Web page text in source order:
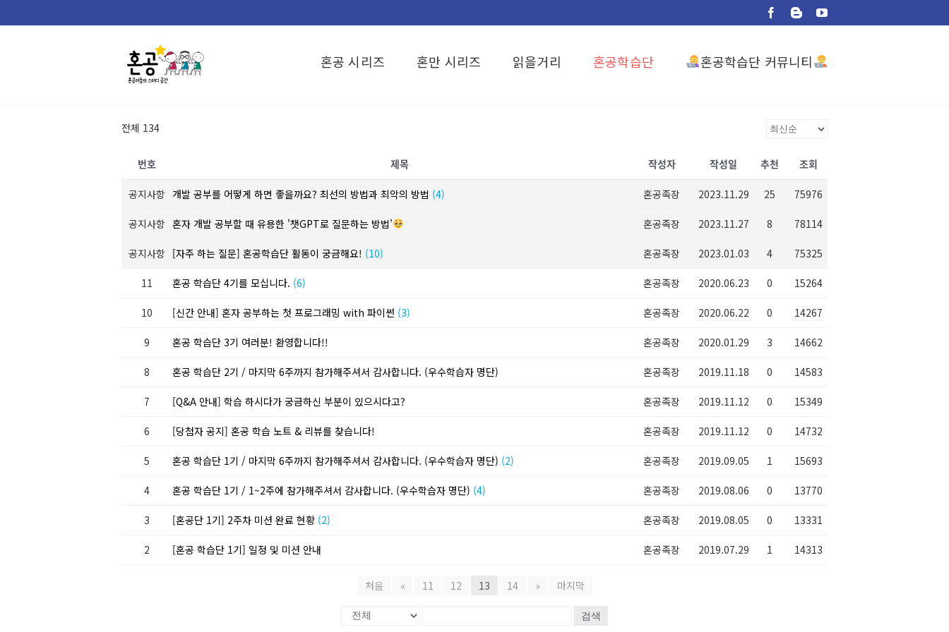
to
Facebook
BloggerYouTube
혼공 시리즈 혼만 시리즈 읽을거리 혼공학습단 혼공학습단 커뮤니티
전체 134
번호 제목 작성자 작성일 추천 조회
공지사항 개발 공부를 어떻게 하면 좋을까요? 최선의 방법과 최악의 방법 (4) 혼공족장 2023.11.29 25 75976
공지사항 혼자 개발 공부할 때 유용한 '챗GPT로 질문하는 방법' 혼공족장 2023.11.27 8 78114
공지사항 [자주 하는 질문] 혼공학습단 활동이 궁금해요! (10) 혼공족장 2023.01.03 4 75325
11 혼공 학습단 4기를 모십니다. (6) 혼공족장 2020.06.23 0 15264
10 [신간 안내] 혼자 공부하는 첫 프로그래밍 with 파이썬 (3) 혼공족장 2020.06.22 0 14267
9 혼공 학습단 3기 여러분! 환영합니다!! 혼공족장 2020.01.29 3 14662
8 혼공 학습단 2기 / 마지막 6주까지 참가해주셔서 감사합니다. (우수학습자 명단) 혼공족장 2019.11.18 0 14583
7 [Q&A 안내] 학습 하시다가 궁금하신 부분이 있으시다고? 혼공족장 2019.11.12 0 15349
6 [당첨자 공지] 혼공 학습 노트 & 리뷰를 찾습니다! 혼공족장 2019.11.12 0 14732
5 혼공 학습단 1기 / 마지막 6주까지 참가해주셔서 감사합니다. (우수학습자 명단) (2) 혼공족장 2019.09.05 1 15693
4 혼공 학습단 1기 / 1~2주에 참가해주셔서 감사합니다. (우수학습자 명단) (4) 혼공족장 2019.08.06 0 13770
3 [혼공단 1기] 2주차 미션 완료 현황 (2) 혼공족장 2019.08.05 0 13331
2 [혼공 학습단 1기] 일정 및 미션 안내 혼공족장 2019.07.29 1 14313
처음 « 11 12 13 14 » 마지막
검색